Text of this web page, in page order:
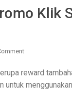
Klik
reward
untuk